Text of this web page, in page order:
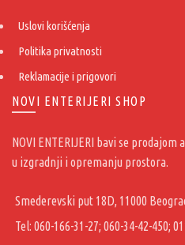
Uslovi korišćenja
Politika privatnosti
Reklamacije i prigovori
NOVI ENTERIJERI SHOP
NOVI ENTERIJERI bavi se
u izgradnji i opremanju prostora.
Smederevski put 18D, 11000
Tel: 060-166-31-27; 060-34-42-450;